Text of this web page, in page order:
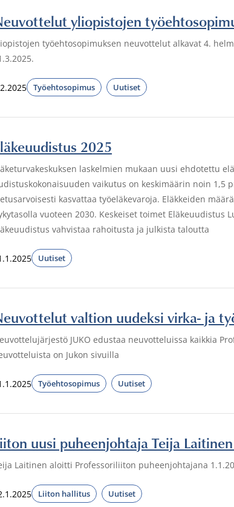
yliopistojen
työehtosopimuksen neuvottelut alkavat 4.
Työehtosopimus Uutiset
2025
laskelmien mukaan uusi ehdotettu
vaikutus on keskimäärin noin 1,5
kasvattaa työeläkevaroja. Eläkkeiden
vuoteen 2030. Keskeiset toimet Eläkeuudistus
vahvistaa rahoitusta ja julkista taloutta
Uutiset
valtion uudeksi virka- ja
JUKO edustaa neuvotteluissa kaikkia
on Jukon sivuilla
Työehtosopimus Uutiset
uusi puheenjohtaja Teija
Laitinen aloitti Professoriliiton puheenjohtajana
Liiton hallitus Uutiset